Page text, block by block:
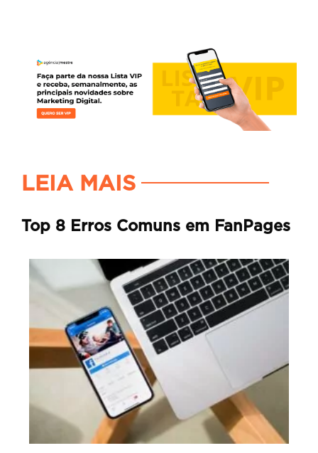
LEIA MAIS
Top 8 Erros Comuns em FanPages